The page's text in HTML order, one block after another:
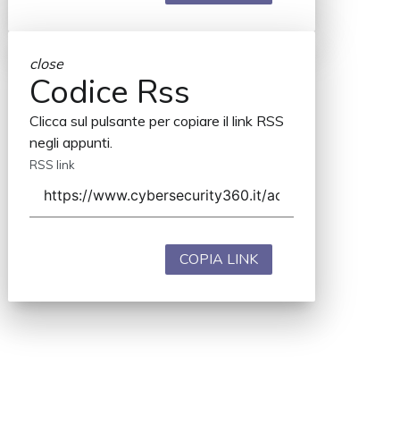
close
Codice Rss
Clicca sul pulsante per copiare il link RSS
negli appunti.
RSS link
COPIA LINK